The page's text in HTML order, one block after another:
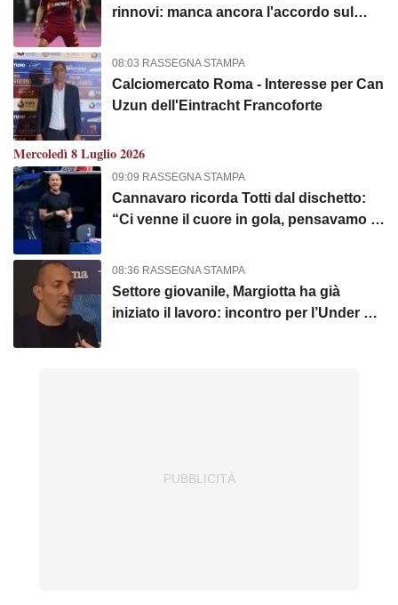
rinnovi: manca ancora l'accordo sul
08:03 RASSEGNA STAMPA
Calciomercato Roma - Interesse per Can
Uzun dell'Eintracht Francoforte
Mercoledì 8 Luglio 2026
09:09 RASSEGNA STAMPA
Cannavaro ricorda Totti dal dischetto:
“Ci venne il cuore in gola, pensavamo al
08:36 RASSEGNA STAMPA
Settore giovanile, Margiotta ha già
iniziato il lavoro: incontro per l’Under 17